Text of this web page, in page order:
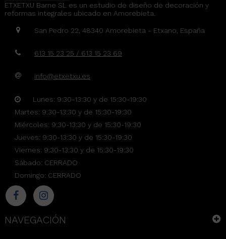
ETXETXU Barne SL es un estudio de diseño de decoración y
reformas integrales ubicado en Amorebieta.
San Pedro 22, 48340 Amorebieta - Etxano, España
613 15 23 25 / 613 15 23 69
info@etxetxu.es
Lunes: 9:30-13:30 y de 15:30-19:30
Martes: 9:30-13:30 y de 15:30-19:30
Miércoles: 9:30-13:30 y de 15:30-19:30
Jueves: 9:30-13:30 y de 15:30-19:30
Viernes: 9:30-13:30 y de 15:30-19:30
Sábado: CERRADO
Domingo: CERRADO
NAVEGACIÓN